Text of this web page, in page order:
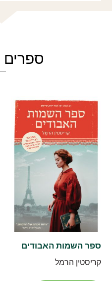
ספרים
ספר השמות האבודים
קריסטין הרמל